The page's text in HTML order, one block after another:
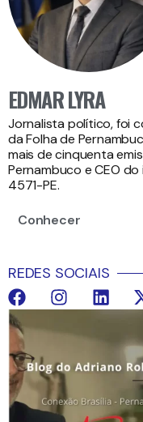
EDMAR LYRA
Jornalista político, foi
da Folha de
mais de cinquenta
Pernambuco e CEO
4571-PE.
Conhecer
REDES SOCIAIS